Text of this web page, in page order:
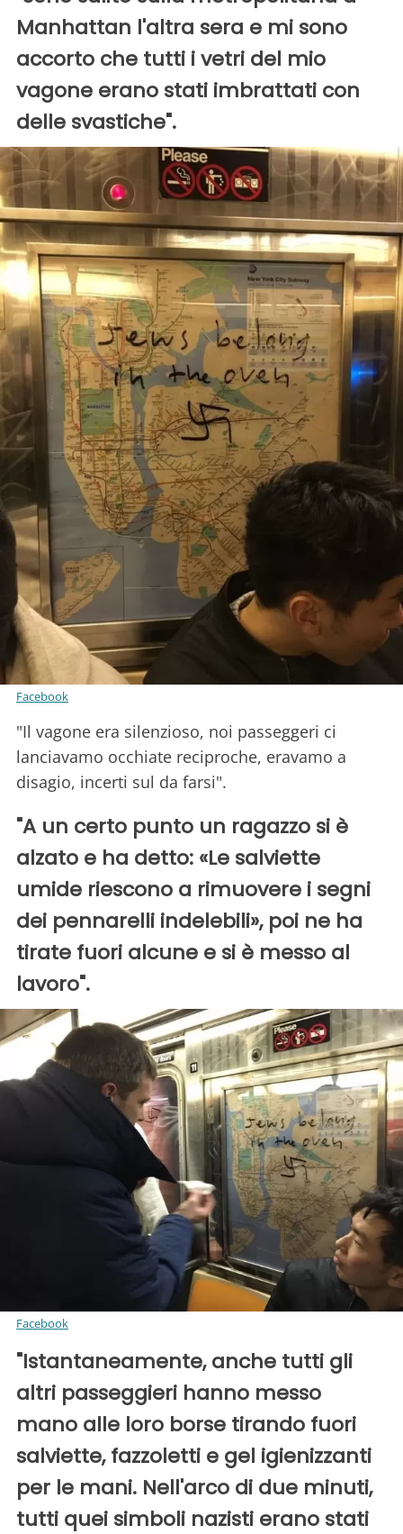
Manhattan l'altra sera e mi sono
accorto che tutti i vetri del mio
vagone erano stati imbrattati con
delle svastiche".
Facebook
"Il vagone era silenzioso, noi passeggeri ci
lanciavamo occhiate reciproche, eravamo a
disagio, incerti sul da farsi".
"A un certo punto un ragazzo si è
alzato e ha detto: «Le salviette
umide riescono a rimuovere i segni
dei pennarelli indelebili», poi ne ha
tirate fuori alcune e si è messo al
lavoro".
Facebook
"Istantaneamente, anche tutti gli
altri passeggieri hanno messo
mano alle loro borse tirando fuori
salviette, fazzoletti e gel igienizzanti
per le mani. Nell'arco di due minuti,
tutti quei simboli nazisti erano stati